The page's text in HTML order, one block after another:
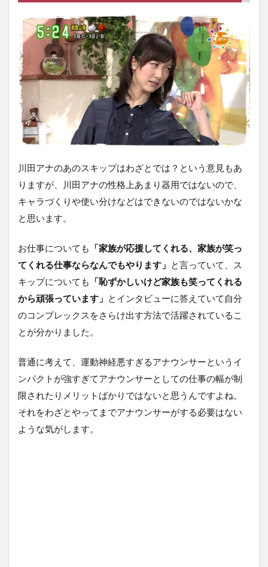
川田アナのあのスキップはわざとでは？という意見もあ
りますが、川田アナの性格上あまり器用ではないので、
キャラづくりや使い分けなどはできないのではないかな
と思います。
お仕事についても
「家族が応援してくれる、家族が笑っ
てくれる仕事ならなんでもやります」 と言っていて、ス
キップについても
「恥ずかしいけど家族も笑ってくれる
から頑張っています」 とインタビューに答えていて自分
のコンプレックスをさらけ出す方法で活躍されているこ
とが分かりました。
普通に考えて、運動神経悪すぎるアナウンサーというイ
ンパクトが強すぎてアナウンサーとしての仕事の幅が制
限されたりメリットばかりではないと思うんですよね。
それをわざとやってまでアナウンサーがする必要はない
ような気がします。